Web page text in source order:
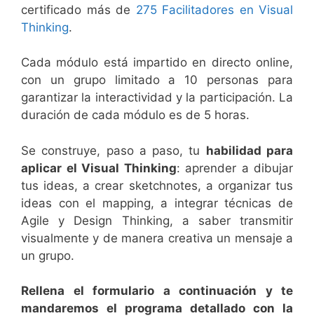
certificado más de 275 Facilitadores en Visual
Thinking.
Cada módulo está impartido en directo online,
con un grupo limitado a 10 personas para
garantizar la interactividad y la participación. La
duración de cada módulo es de 5 horas.
Se construye, paso a paso, tu habilidad para
aplicar el Visual Thinking: aprender a dibujar
tus ideas, a crear sketchnotes, a organizar tus
ideas con el mapping, a integrar técnicas de
Agile y Design Thinking, a saber transmitir
visualmente y de manera creativa un mensaje a
un grupo.
Rellena el formulario a continuación y te
mandaremos el programa detallado con la